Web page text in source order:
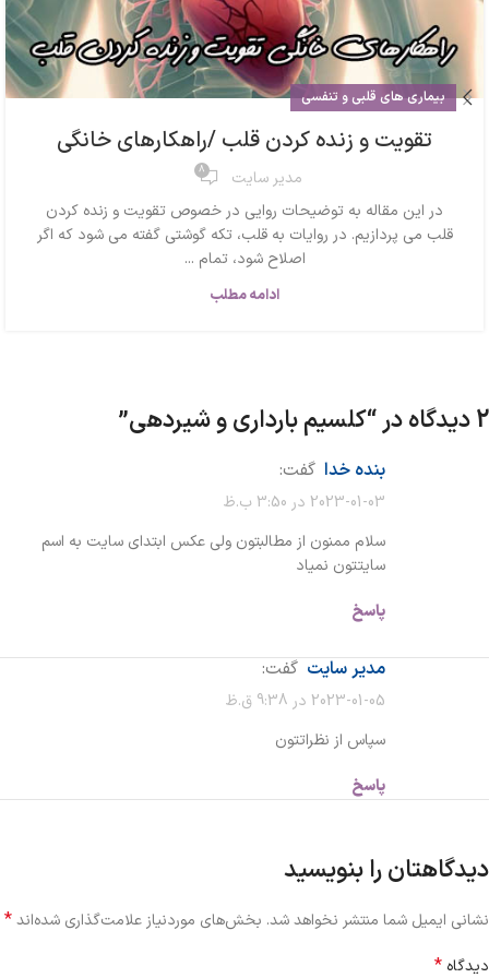
بیماری های قلبی و تنفسی
تقویت و زنده کردن قلب /راهکارهای خانگی
مدیر سایت 8
در این مقاله به توضیحات روایی در خصوص تقویت و زنده کردن
قلب می پردازیم. در روایات به قلب، تکه گوشتی گفته می شود که اگر
اصلاح شود، تمام ...
ادامه مطلب
2 دیدگاه در “ کلسیم بارداری و شیردهی”
بنده خدا گفت:
2023-01-03 در 3:50 ب.ظ
سلام ممنون از مطالبتون ولی عکس ابتدای سایت به اسم
سایتتون نمیاد
پاسخ
مدیر سایت گفت:
2023-01-05 در 9:38 ق.ظ
سپاس از نظراتتون
پاسخ
دیدگاهتان را بنویسید
نشانی ایمیل شما منتشر نخواهد شد. بخش‌های موردنیاز علامت‌گذاری شده‌اند*
دیدگاه *